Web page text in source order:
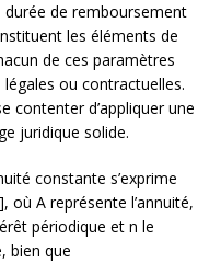
durée de remboursement
les éléments de
de ces paramètres
ou contractuelles.
contenter d’appliquer une
juridique solide.
constante s’exprime
où A représente l’annuité,
périodique et n le
bien que